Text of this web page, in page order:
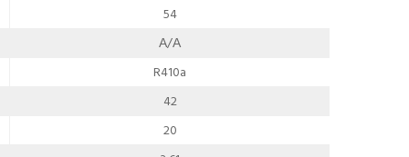
54
А/А
R410a
42
20